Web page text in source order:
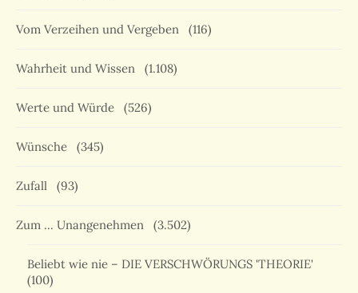
Vom Verzeihen und Vergeben (116)
Wahrheit und Wissen (1.108)
Werte und Würde (526)
Wünsche (345)
Zufall (93)
Zum … Unangenehmen (3.502)
Beliebt wie nie – DIE VERSCHWÖRUNGS 'THEORIE'
(100)